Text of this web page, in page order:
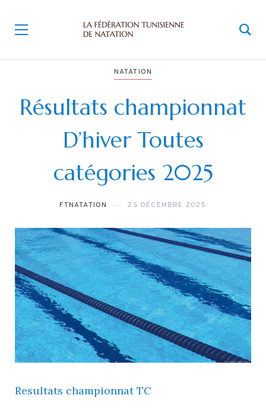
NATATION
Résultats championnat
D’hiver Toutes
catégories 2025
FTNATATION 25 DÉCEMBRE 2025
Resultats championnat TC